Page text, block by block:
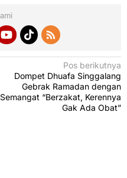
Pos berikutnya
Dompet Dhuafa Singgalang
Gebrak Ramadan dengan
Semangat “Berzakat, Kerennya
Gak Ada Obat”